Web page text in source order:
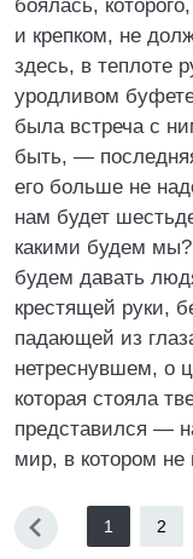
боялась,
и крепком, не
здесь, в теплоте
уродливом
была встреча с
быть, —
его больше не
нам будет
какими будем
будем давать
крестящей руки,
падающей из
нетреснувшем, о
которая стояла
представился —
мир, в котором не
1 2